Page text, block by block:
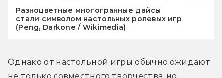
Разноцветные многогранные дайсы
стали символом настольных ролевых игр
(Peng, Darkone / Wikimedia)
Однако от настольной игры обычно ожидают
не только совместного творчества, но